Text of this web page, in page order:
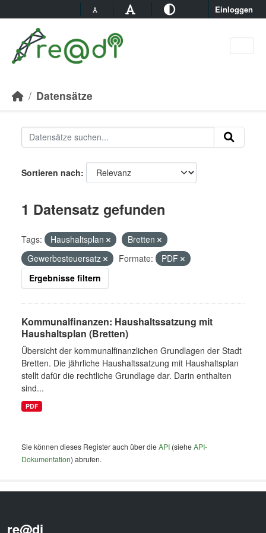
Einloggen
Datensätze
Sortieren nach
1 Datensatz gefunden
Tags: Haushaltsplan
Bretten
Gewerbesteuersatz
Formate:
PDF
Ergebnisse filtern
Kommunalfinanzen: Haushaltssatzung mit
Haushaltsplan (Bretten)
Übersicht der kommunalfinanzlichen Grundlagen der Stadt
Bretten. Die jährliche Haushaltssatzung mit Haushaltsplan
stellt dafür die rechtliche Grundlage dar. Darin enthalten
sind...
PDF
Sie können dieses Register auch über dieAPI (sieheAPI-
Dokumentation) abrufen.
re@di